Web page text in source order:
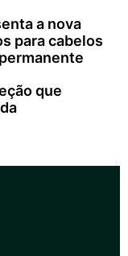
a nova
para cabelos
que